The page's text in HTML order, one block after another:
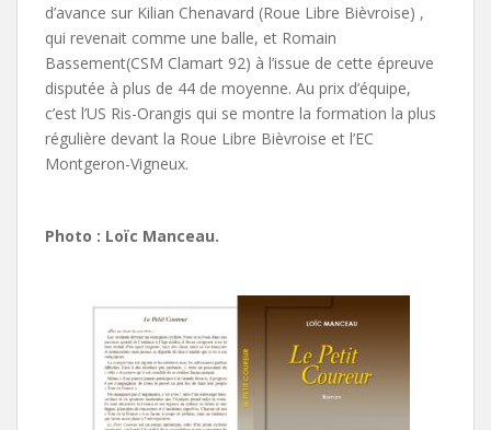
d’avance sur Kilian Chenavard (Roue Libre Bièvroise) ,
qui revenait comme une balle, et Romain
Bassement(CSM Clamart 92) à l’issue de cette épreuve
disputée à plus de 44 de moyenne. Au prix d’équipe,
c’est l’US Ris-Orangis qui se montre la formation la plus
régulière devant la Roue Libre Bièvroise et l’EC
Montgeron-Vigneux.
Photo : Loïc Manceau.